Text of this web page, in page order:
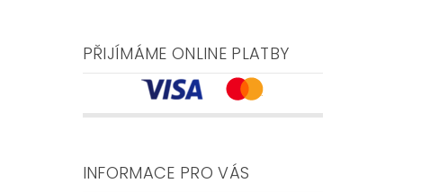
PŘIJÍMÁME ONLINE PLATBY
INFORMACE PRO VÁS